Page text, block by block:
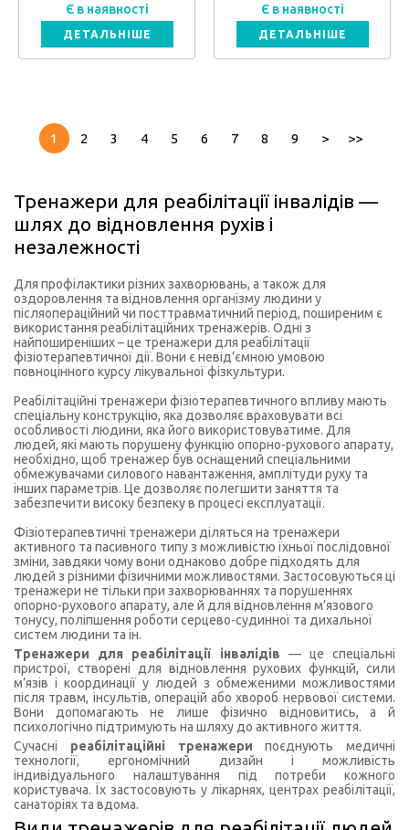
Є в наявності
ДЕТАЛЬНІШЕ
Є в наявності
ДЕТАЛЬНІШЕ
1 2 3 4 5 6 7 8 9 > >>
Тренажери для реабілітації інвалідів —
шлях до відновлення рухів і
незалежності
Для профілактики різних захворювань, а також для
оздоровлення та відновлення організму людини у
післяопераційний чи посттравматичний період, поширеним є
використання реабілітаційних тренажерів. Одні з
найпоширеніших – це тренажери для реабілітації
фізіотерапевтичної дії. Вони є невід’ємною умовою
повноцінного курсу лікувальної фізкультури.
Реабілітаційні тренажери фізіотерапевтичного впливу мають
спеціальну конструкцію, яка дозволяє враховувати всі
особливості людини, яка його використовуватиме. Для
людей, які мають порушену функцію опорно-рухового апарату,
необхідно, щоб тренажер був оснащений спеціальними
обмежувачами силового навантаження, амплітуди руху та
інших параметрів. Це дозволяє полегшити заняття та
забезпечити високу безпеку в процесі експлуатації.
Фізіотерапевтичні тренажери діляться на тренажери
активного та пасивного типу з можливістю їхньої послідовної
зміни, завдяки чому вони однаково добре підходять для
людей з різними фізичними можливостями. Застосовуються ці
тренажери не тільки при захворюваннях та порушеннях
опорно-рухового апарату, але й для відновлення м’язового
тонусу, поліпшення роботи серцево-судинної та дихальної
систем людини та ін.
Тренажери для реабілітації інвалідів — це спеціальні
пристрої, створені для відновлення рухових функцій, сили
м’язів і координації у людей з обмеженими можливостями
після травм, інсультів, операцій або хвороб нервової системи.
Вони допомагають не лише фізично відновитись, а й
психологічно підтримують на шляху до активного життя.
Сучасні реабілітаційні тренажери поєднують медичні
технології, ергономічний дизайн і можливість
індивідуального налаштування під потреби кожного
користувача. Їх застосовують у лікарнях, центрах реабілітації,
санаторіях та вдома.